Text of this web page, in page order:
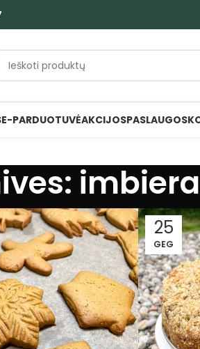
E-PARDUOTUVĖAKCIJOSPASLAUGOS
25
GEG